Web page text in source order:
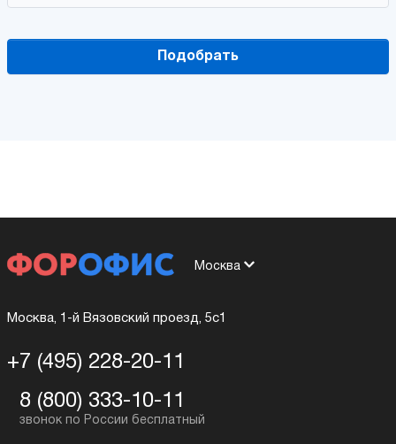
Подобрать
Москва
Москва, 1-й Вязовский проезд, 5с1
+7 (495) 228-20-11
8 (800) 333-10-11